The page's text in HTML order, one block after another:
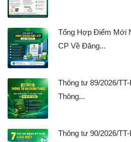
Tổng Hợp Điểm Mới
CP Về Đăng...
Thông tư 89/2026/
Thông...
Thông tư 90/2026/